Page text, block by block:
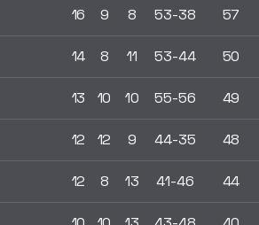
16 9 8 53-38 57
14 8 11 53-44 50
13 10 10 55-56 49
12 12 9 44-35 48
12 8 13 41-46 44